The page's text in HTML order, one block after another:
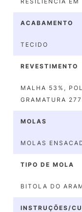
ACABAMENTO
TECIDO
REVESTIMENTO
MALHA 53%,
GRAMATURA
MOLAS
MOLAS
TIPO DE MOLA
BITOLA DO
INSTRUÇÕES/